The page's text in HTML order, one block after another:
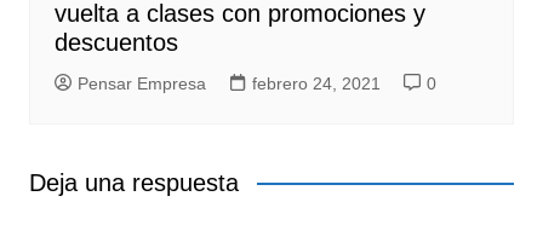
vuelta a clases con promociones y
descuentos
Pensar Empresa febrero 24, 2021 0
Deja una respuesta